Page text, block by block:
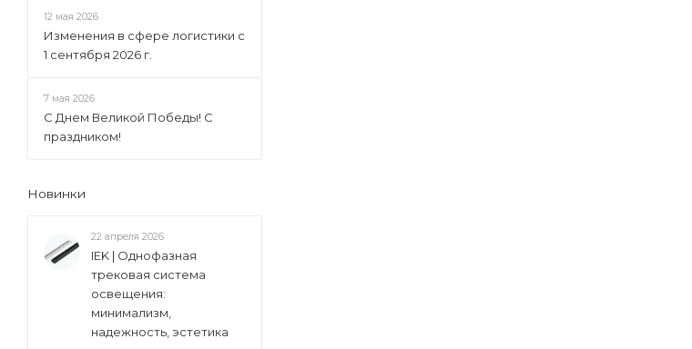
12 мая 2026
Изменения в сфере логистики с
1 сентября 2026 г.
7 мая 2026
С Днем Великой Победы! С
праздником!
Новинки
22 апреля 2026
IEK | Однофазная
трековая система
освещения:
минимализм,
надежность, эстетика